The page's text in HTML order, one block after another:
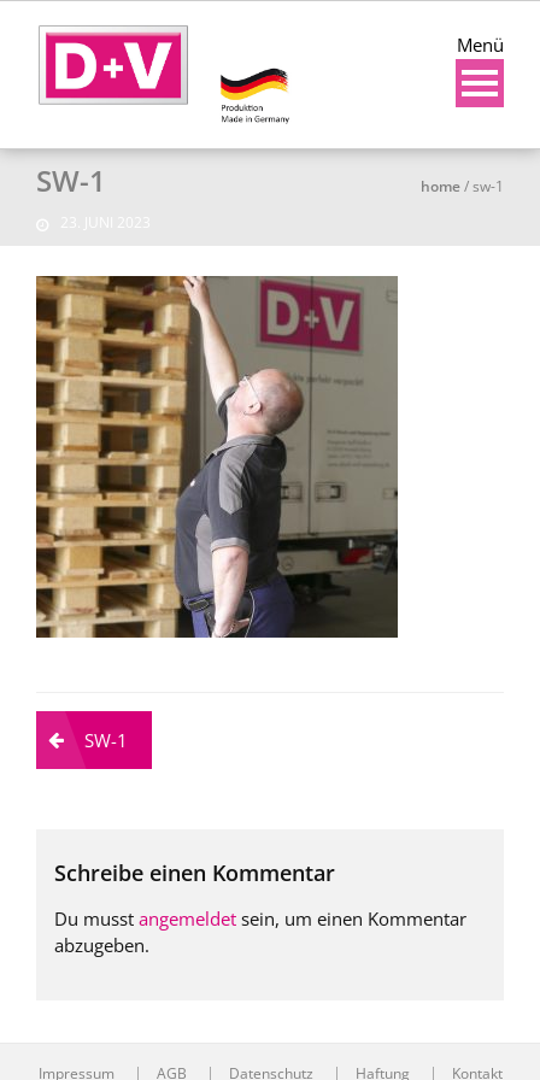
Menü
SW-1 home/sw-1
Beitragsnavigation
SW-1
Schreibe einen Kommentar
Du musst angemeldet sein, um einen Kommentar
abzugeben.
Impressum AGB Datenschutz Haftung Kontakt